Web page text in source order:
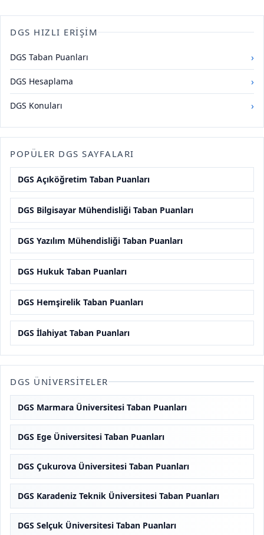
DGS HIZLI ERIŞIM
DGS Taban Puanları ›
DGS Hesaplama ›
DGS Konuları ›
POPÜLER DGS SAYFALARI
DGS Açıköğretim Taban Puanları
DGS Bilgisayar Mühendisliği Taban Puanları
DGS Yazılım Mühendisliği Taban Puanları
DGS Hukuk Taban Puanları
DGS Hemşirelik Taban Puanları
DGS İlahiyat Taban Puanları
DGS ÜNIVERSITELER
DGS Marmara Üniversitesi Taban Puanları
DGS Ege Üniversitesi Taban Puanları
DGS Çukurova Üniversitesi Taban Puanları
DGS Karadeniz Teknik Üniversitesi Taban Puanları
DGS Selçuk Üniversitesi Taban Puanları